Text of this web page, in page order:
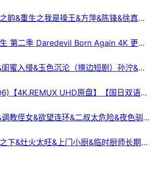
韵&重生之我是操王&方萍&陈锋&徐真真
生 第二季 Daredevil Born Again 4K 更新
蜜入侵&玉色沉沦（擦边短剧）孙泞&王
【4K.REMUX UHD原盘】【国日双语】
幻】
教侄女&欲望连环&二叔太危险&夜色驯
最新擦边短剧
下&灶火太旺&上门小厨&临时厨师长期关